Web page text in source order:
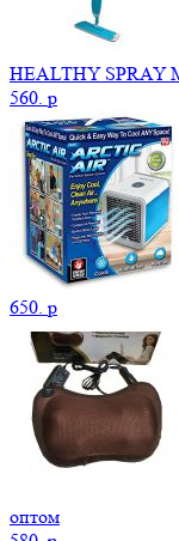
HEALTHY SPRAY
560. p
650. p
оптом